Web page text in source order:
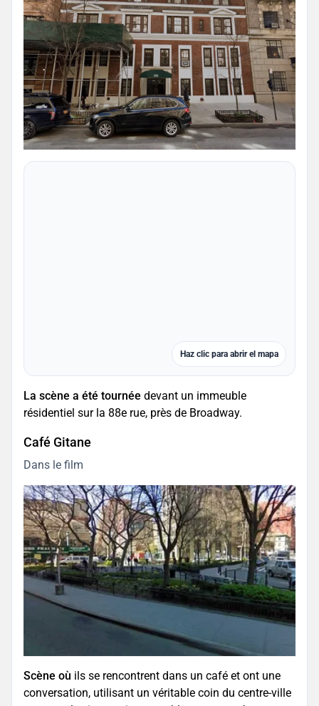
Haz clic para abrir el mapa
La scène a été tournée devant un immeuble
résidentiel sur la 88e rue, près de Broadway.
Café Gitane
Dans le film
Scène où ils se rencontrent dans un café et ont une
conversation, utilisant un véritable coin du centre-ville